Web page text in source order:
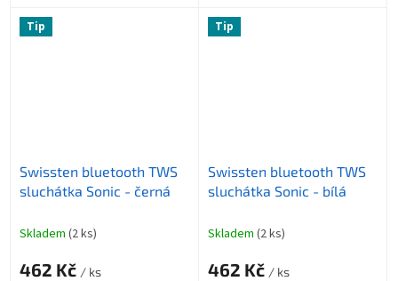
adaptivním ekvalizérem a
odolností IP54. Až 30 hodin
odolnost, Bluetooth 5.3
multipoint,...
Tip
Swissten bluetooth TWS
sluchátka Sonic - černá
Skladem (2 ks)
462 Kč / ks
Tip
Swissten bluetooth TWS
sluchátka Sonic - bílá
Skladem (2 ks)
462 Kč / ks